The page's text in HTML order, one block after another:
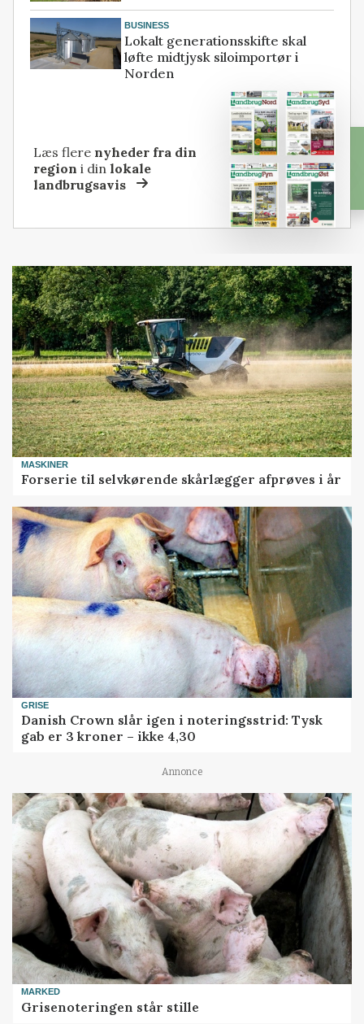
BUSINESS
Lokalt generationsskifte skal
løfte midtjysk siloimportør i
Norden
Læs flere nyheder fra din
region i dinlokale
landbrugsavis
MASKINER
Forserie til selvkørende skårlægger afprøves i år
GRISE
Danish Crown slår igen i noteringsstrid: Tysk
gab er 3 kroner – ikke 4,30
Annonce
MARKED
Grisenoteringen står stille